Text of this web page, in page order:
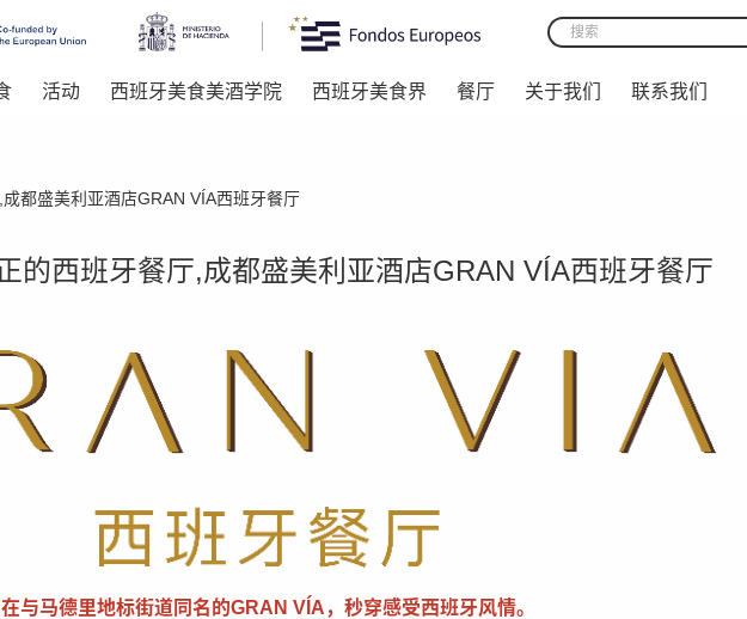
Search
搜索
活动 西班牙美食美酒学院 西班牙美食界 餐厅 关于我们 联系我们
都盛美利亚酒店GRAN VÍA西班牙餐厅
的西班牙餐厅,成都盛美利亚酒店GRAN VÍA西班牙餐厅
在与马德里地标街道同名的GRAN VÍA，秒穿感受西班牙风情。